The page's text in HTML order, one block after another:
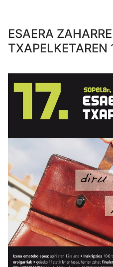
ESAERA
TXAPELKETAREN